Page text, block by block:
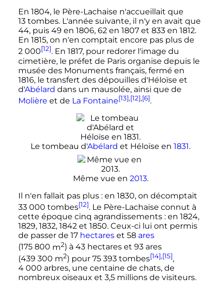
En 1804, le Père-Lachaise n'accueillait que
13 tombes. L'année suivante, il n'y en avait que
44, puis 49 en 1806, 62 en 1807 et 833 en 1812.
En 1815, on n'en comptait encore pas plus de
2 000[12]. En 1817, pour redorer l'image du
cimetière, le préfet de Paris organise depuis le
musée des Monuments français, fermé en
1816, le transfert des dépouilles d'Héloïse et
d'Abélard dans un mausolée, ainsi que de
Molière et de La Fontaine[13],[12],[6].
Le tombeau d'Abélard et Héloïse en 1831.
Même vue en 2013.
Il n'en fallait pas plus : en 1830, on décomptait
33 000 tombes[12]. Le Père-Lachaise connut à
cette époque cinq agrandissements : en 1824,
1829, 1832, 1842 et 1850. Ceux-ci lui ont permis
de passer de 17 hectareset 58 ares
(175 800 m2) à 43hectareset 93 ares
(439 300 m2) pour 75 393 tombes[14],[15],
4 000 arbres, une centaine de chats, de
nombreux oiseaux et 3,5 millionsde visiteurs.